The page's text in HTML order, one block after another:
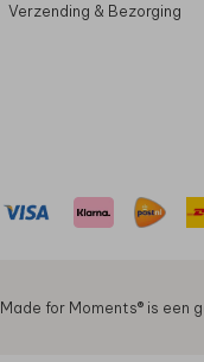
Verzending & Bezorging
Made for Moments®️ is een